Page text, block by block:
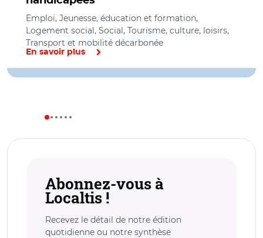
Emploi, Jeunesse, éducation et formation,
Logement social, Social, Tourisme, culture, loisirs,
Transport et mobilité décarbonée
En savoir plus
Abonnez-vous à
Localtis !
Recevez le détail de notre édition
quotidienne ou notre synthèse